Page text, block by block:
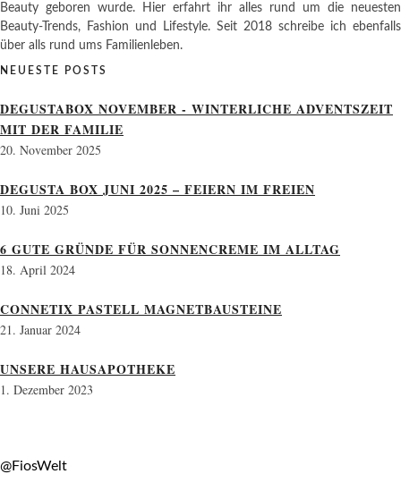
Beauty geboren wurde. Hier erfahrt ihr alles rund um die neuesten
Beauty-Trends, Fashion und Lifestyle. Seit 2018 schreibe ich ebenfalls
über alls rund ums Familienleben.
NEUESTE POSTS
DEGUSTABOX NOVEMBER - WINTERLICHE ADVENTSZEIT
MIT DER FAMILIE
20. November 2025
DEGUSTA BOX JUNI 2025 – FEIERN IM FREIEN
10. Juni 2025
6 GUTE GRÜNDE FÜR SONNENCREME IM ALLTAG
18. April 2024
CONNETIX PASTELL MAGNETBAUSTEINE
21. Januar 2024
UNSERE HAUSAPOTHEKE
1. Dezember 2023
@FiosWelt